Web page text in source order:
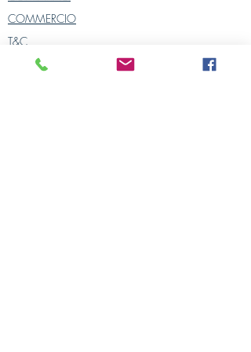
COMMERCIO
T&C